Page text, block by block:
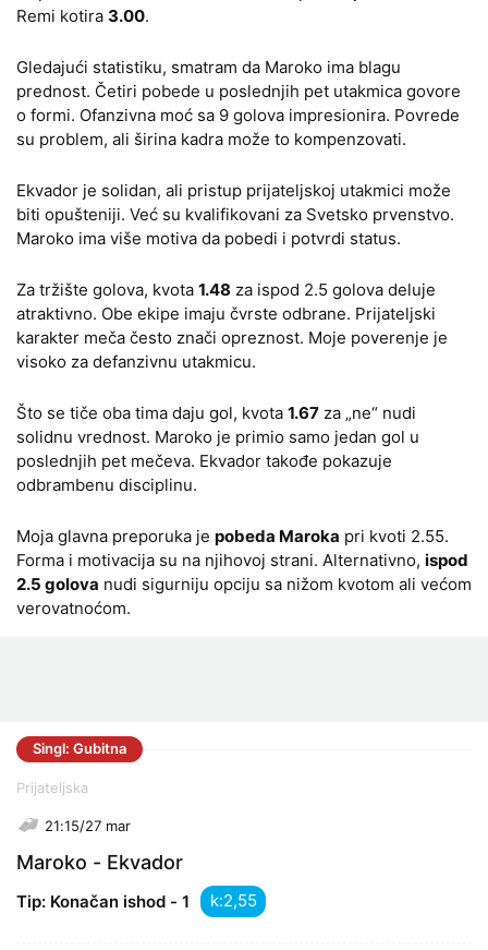
Remi kotira 3.00.
Gledajući statistiku, smatram da Maroko ima blagu
prednost. Četiri pobede u poslednjih pet utakmica govore
o formi. Ofanzivna moć sa 9 golova impresionira. Povrede
su problem, ali širina kadra može to kompenzovati.
Ekvador je solidan, ali pristup prijateljskoj utakmici može
biti opušteniji. Već su kvalifikovani za Svetsko prvenstvo.
Maroko ima više motiva da pobedi i potvrdi status.
Za tržište golova, kvota 1.48 za ispod 2.5 golova deluje
atraktivno. Obe ekipe imaju čvrste odbrane. Prijateljski
karakter meča često znači opreznost. Moje poverenje je
visoko za defanzivnu utakmicu.
Što se tiče oba tima daju gol, kvota 1.67 za „ne“ nudi
solidnu vrednost. Maroko je primio samo jedan gol u
poslednjih pet mečeva. Ekvador takođe pokazuje
odbrambenu disciplinu.
Moja glavna preporuka je pobeda Maroka pri kvoti 2.55.
Forma i motivacija su na njihovoj strani. Alternativno, ispod
2.5 golova nudi sigurniju opciju sa nižom kvotom ali većom
verovatnoćom.
Singl: Gubitna
Prijateljska
21:15/27 mar
Maroko - Ekvador
Tip: Konačan ishod - 1 k: